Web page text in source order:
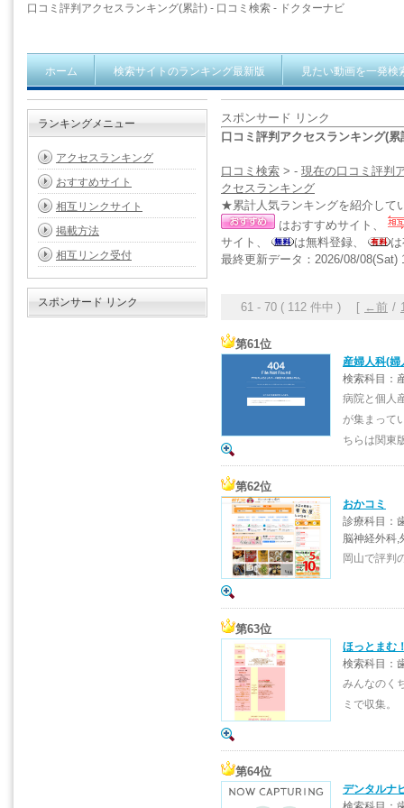
口コミ評判アクセスランキング(累計) - 口コミ検索 - ドクターナビ
ホーム 検索サイトのランキング最新版 見たい動画を一発検
スポンサード リンク
口コミ評判アクセスランキング(
口コミ検索 > - 現在の口コミ評判
クセスランキング
★累計人気ランキングを紹介して
はおすすめサイト、
サイト、
は無料登録、
最終更新データ：2026/08/08(Sat)
61 - 70 ( 112 件中 ) [ ←前 /
第61位
産婦人科(婦
検索科目：
病院と個人
が集まって
ちらは関東
第62位
おかコミ
診療科目：
脳神経外科,
岡山で評判
第63位
ほっとまむ
検索科目：
みんなのく
ミで収集。
第64位
デンタルナ
ランキングメニュー
アクセスランキング
おすすめサイト
相互リンクサイト
掲載方法
相互リンク受付
スポンサード リンク